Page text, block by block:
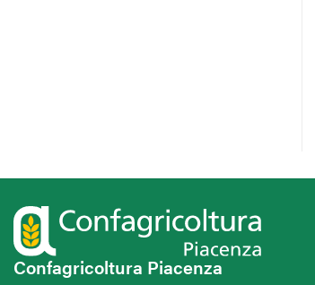
Confagricoltura Piacenza